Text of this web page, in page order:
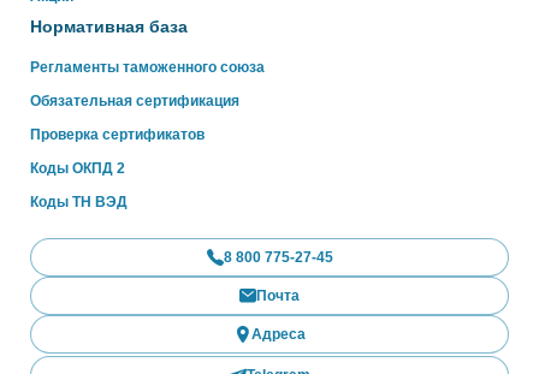
Нормативная база
Регламенты таможенного союза
Обязательная сертификация
Проверка сертификатов
Коды ОКПД 2
Коды ТН ВЭД
8 800 775-27-45
Почта
Адреса